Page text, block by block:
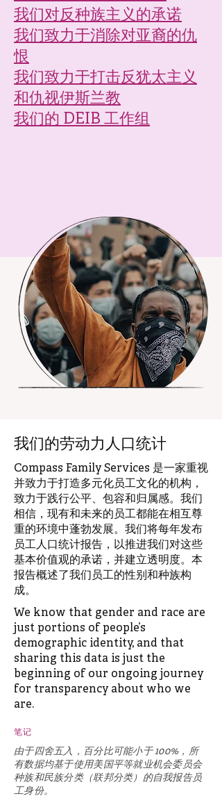
我们对反种族主义的承诺
我们致力于消除对亚裔的仇
恨
我们致力于打击反犹太主义
和仇视伊斯兰教
我们的 DEIB 工作组
我们的劳动力人口统计
Compass Family Services 是一家重视
并致力于打造多元化员工文化的机构，
致力于践行公平、包容和归属感。我们
相信，现有和未来的员工都能在相互尊
重的环境中蓬勃发展。我们将每年发布
员工人口统计报告，以推进我们对这些
基本价值观的承诺，并建立透明度。本
报告概述了我们员工的性别和种族构
成。
We know that gender and race are
just portions of people’s
demographic identity, and that
sharing this data is just the
beginning of our ongoing journey
for transparency about who we
are.
笔记
由于四舍五入，百分比可能小于 100%，所
有数据均基于使用美国平等就业机会委员会
种族和民族分类（联邦分类）的自我报告员
工身份。